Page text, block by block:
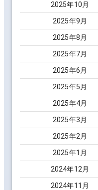
2025年10 月
2025年9 月
2025年8 月
2025年7月
2025年6 月
2025年5 月
2025年4月
2025年3 月
2025年2 月
2025年1 月
2024年12 月
2024年11 月